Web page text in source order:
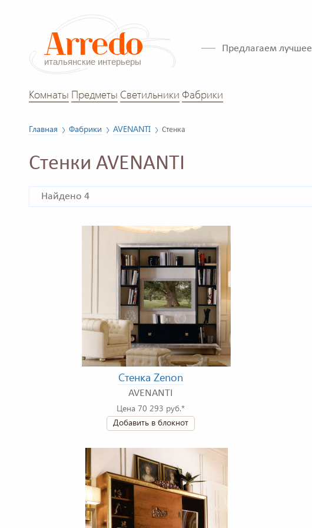
Предлагаем лучшее
Комнаты Предметы Светильники Фабрики
Главная Фабрики AVENANTI Стенка
Стенки AVENANTI
Найдено 4
Стенка Zenon
AVENANTI
Цена 70 293 руб.*
Добавить в блокнот